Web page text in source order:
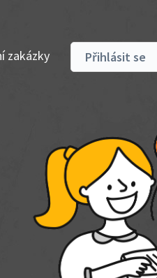
zakázky Přihlásit se